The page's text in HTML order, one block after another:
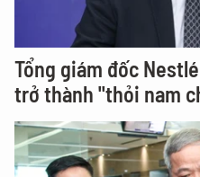
Tổng giám đốc
trở thành "thỏi nam